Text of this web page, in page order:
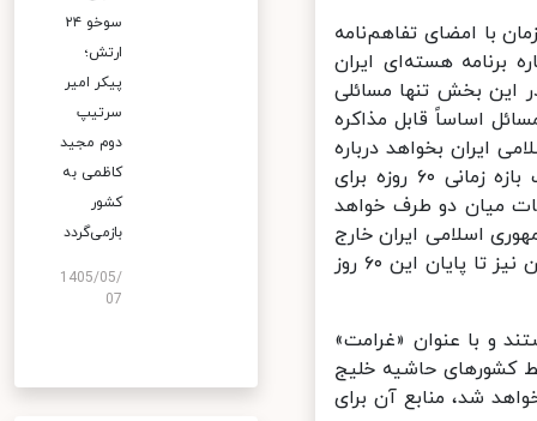
با امضای تفاهم‌نامه
برنامه هسته‌ای ایران
بخش تنها مسائلی
اساساً قابل مذاکره
بخواهد درباره
آن مذاکره کند. بنابراین قرار شده پس از اعلام تفاهم و پایان جنگ، یک بازه زمانی ۶۰ روزه برای
میان دو طرف خواهد
اسلامی ایران خارج
شود، تحریم‌ها به صورت کامل برداشته شود و تمامی اموال مسدودشده ایران نیز تا پایان این ۶۰ روز
و با عنوان «غرامت»
سرمایه ۳۰۰ میلیارد دلار توسط کشورهای حاشیه خلیج
که طی این ۶۰ روز طراحی خواهد شد، منابع آن برای
سوخو ۲۴
ارتش؛
پیکر امیر
سرتیپ
دوم مجید
کاظمی به
کشور
بازمی‌گردد
1405/05/
07